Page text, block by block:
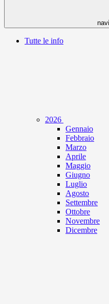
Tutte le info
2026
Gennaio
Febbraio
Marzo
Aprile
Maggio
Giugno
Luglio
Agosto
Settembre
Ottobre
Novembre
Dicembre